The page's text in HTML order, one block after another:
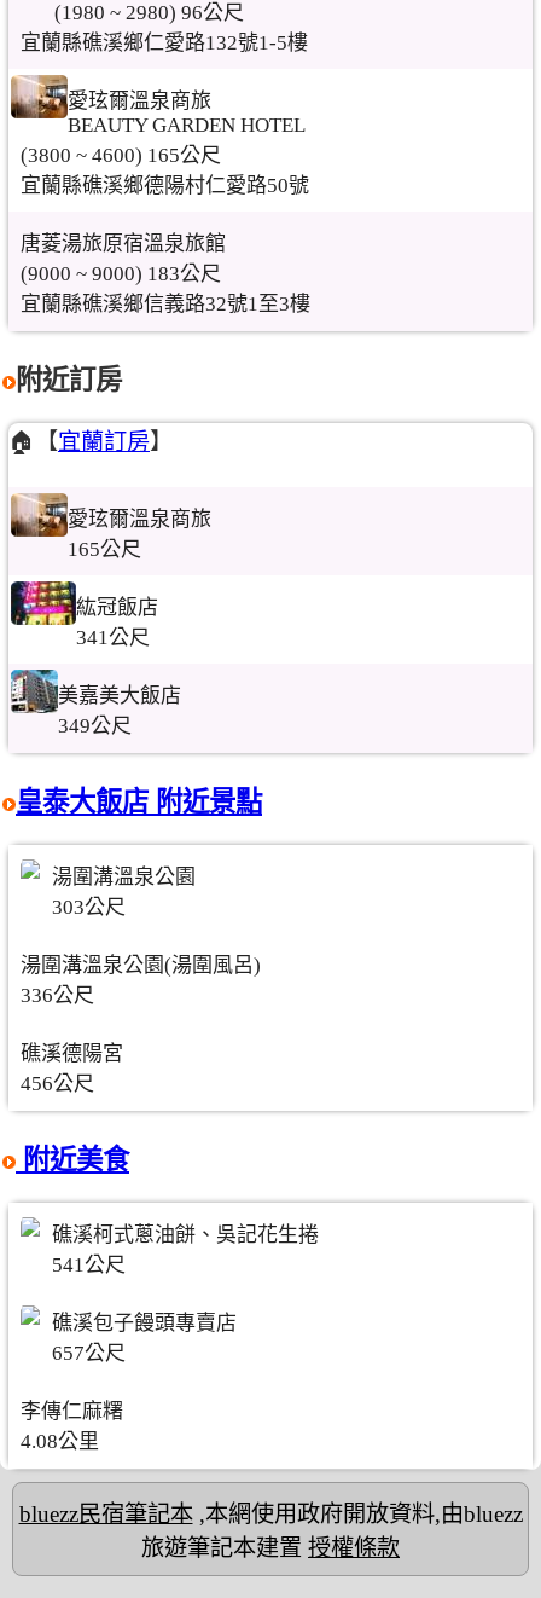
(1980 ~ 2980) 96公尺
宜蘭縣礁溪鄉仁愛路132號1-5樓
愛玹爾溫泉商旅
BEAUTY GARDEN HOTEL
(3800 ~ 4600) 165公尺
宜蘭縣礁溪鄉德陽村仁愛路50號
唐菱湯旅原宿溫泉旅館
(9000 ~ 9000) 183公尺
宜蘭縣礁溪鄉信義路32號1至3樓
附近訂房
🏠【宜蘭訂房】
愛玹爾溫泉商旅
165公尺
紘冠飯店
341公尺
美嘉美大飯店
349公尺
皇泰大飯店 附近景點
湯圍溝溫泉公園
303公尺
湯圍溝溫泉公園(湯圍風呂)
336公尺
礁溪德陽宮
456公尺
附近美食
礁溪柯式蔥油餅、吳記花生捲
541公尺
礁溪包子饅頭專賣店
657公尺
李傳仁麻糬
4.08公里
bluezz民宿筆記本,本網使用政府開放資料,由bluezz
旅遊筆記本建置 授權條款